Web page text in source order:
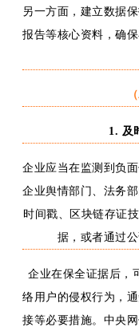
另一方面， 建立数据
报告等核心资料，确
1. 及
企业应当在监测到负
企业舆情部门、法务
时间戳、区块链存证
据，或者通过
企业在保全证据后，
络用户的侵权行为，
接等必要措施。中央